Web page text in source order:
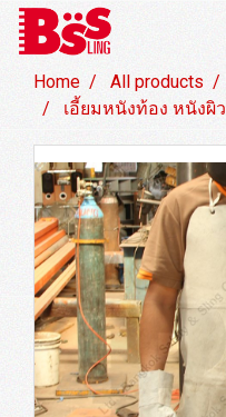
Home All products
เอี้ยมหนังท้อง หนังผิว